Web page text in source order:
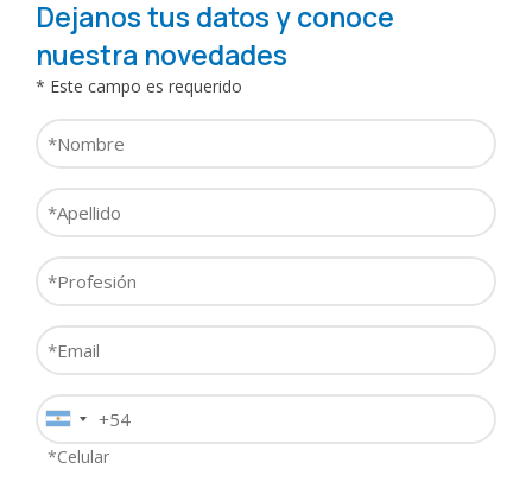
Institución
Lugar
de
trabajo
*
Función
Cargo
*
Especialidad
Localidad
Consulta
Motivo
de
Consulta
Producto
Dejanos tus datos y conoce
nuestra novedades
* Este campo es requerido
Nombre
*
Apellido
*
Profesión
*
Email
*
Teléfono
*
*Celular